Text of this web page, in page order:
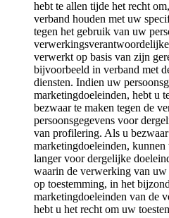
hebt te allen tijde het recht
verband houden met uw
tegen het gebruik van uw
verwerkt op basis van zijn
bijvoorbeeld in verband met
diensten. Indien uw
marketingdoeleinden, hebt u
bezwaar te maken tegen de
persoonsgegevens voor
van profilering. Als u
marketingdoeleinden,
langer voor dergelijke
waarin de verwerking van uw
op toestemming, in het
marketingdoeleinden van de
hebt u het recht om uw